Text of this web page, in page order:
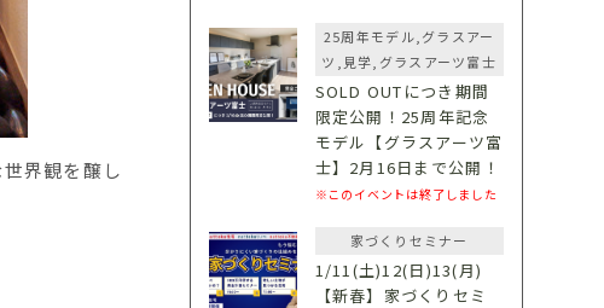
界観を醸し
25周年モデル,グラスアー
ツ,見学,グラスアーツ富士
SOLD OUTにつき期間
限定公開！25周年記念
モデル【グラスアーツ富
士】2月16日まで公開！
※このイベントは終了しました
家づくりセミナー
1/11(土)12(日)13(月)
【新春】家づくりセミ